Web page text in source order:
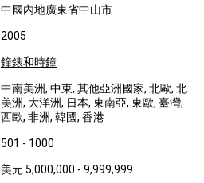
中國內地廣東省中山市
2005
鐘錶和時鐘
中南美洲, 中東, 其他亞洲國家, 北歐, 北
美洲, 大洋洲, 日本, 東南亞, 東歐, 臺灣,
西歐, 非洲, 韓國, 香港
501 - 1000
美元 5,000,000 - 9,999,999